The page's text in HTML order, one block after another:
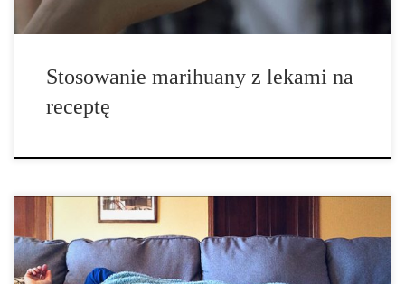
Stosowanie marihuany z lekami na
receptę
Przez wiele lat, głównym argumentem przeciwko marihuanie było